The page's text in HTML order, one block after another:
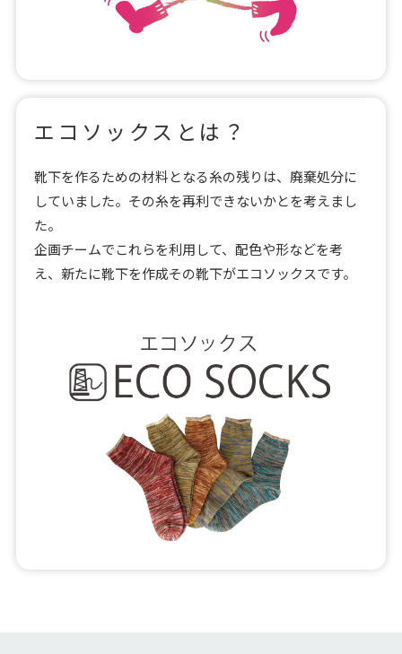
エコソックスとは？
靴下を作るための材料となる糸の残りは、廃棄処分に
していました。その糸を再利できないかとを考えまし
た。
企画チームでこれらを利用して、配色や形などを考
え、新たに靴下を作成その靴下がエコソックスです。